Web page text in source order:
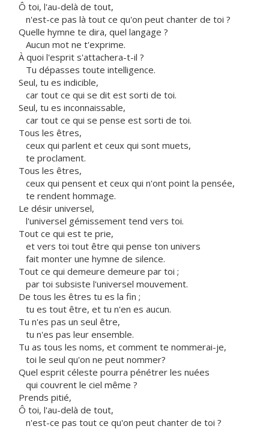
Ô toi, l'au-delà de tout,
n'est-ce pas là tout ce qu'on peut chanter de toi ?
Quelle hymne te dira, quel langage ?
Aucun mot ne t'exprime.
À quoi l'esprit s'attachera-t-il ?
Tu dépasses toute intelligence.
Seul, tu es indicible,
car tout ce qui se dit est sorti de toi.
Seul, tu es inconnaissable,
car tout ce qui se pense est sorti de toi.
Tous les êtres,
ceux qui parlent et ceux qui sont muets,
te proclament.
Tous les êtres,
ceux qui pensent et ceux qui n'ont point la pensée,
te rendent hommage.
Le désir universel,
l'universel gémissement tend vers toi.
Tout ce qui est te prie,
et vers toi tout être qui pense ton univers
fait monter une hymne de silence.
Tout ce qui demeure demeure par toi ;
par toi subsiste l'universel mouvement.
De tous les êtres tu es la fin ;
tu es tout être, et tu n'en es aucun.
Tu n'es pas un seul être,
tu n'es pas leur ensemble.
Tu as tous les noms, et comment te nommerai-je,
toi le seul qu'on ne peut nommer?
Quel esprit céleste pourra pénétrer les nuées
qui couvrent le ciel même ?
Prends pitié,
Ô toi, l'au-delà de tout,
n'est-ce pas tout ce qu'on peut chanter de toi ?